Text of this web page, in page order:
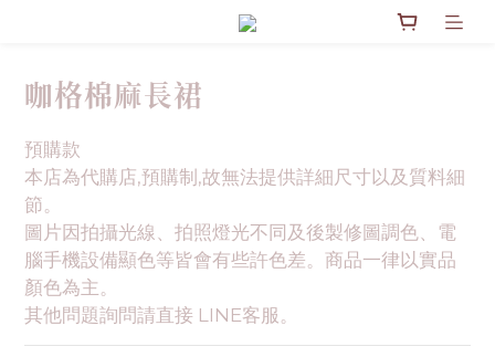
咖格棉麻長裙
預購款
本店為代購店,預購制,故無法提供詳細尺寸以及質料細
節。
圖片因拍攝光線、拍照燈光不同及後製修圖調色、電
腦手機設備顯色等皆會有些許色差。商品一律以實品
顏色為主。
其他問題詢問請直接 LINE客服。